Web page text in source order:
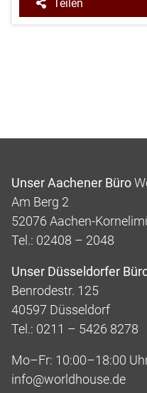
Teilen
Unser Aachener Büro
Am Berg 2
52076 Aachen-
Tel.: 02408 – 2048
Unser Düsseldorfer
Benrodestr. 125
40597 Düsseldorf
Tel.: 0211 – 5426 8278
Mo–Fr: 10:00–18:00
info@worldhouse.de